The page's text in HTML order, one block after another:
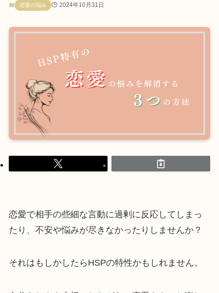
恋愛の悩み 2024年10月31日
恋愛で相手の些細な言動に過剰に反応してしまっ
たり、不安や悩みが尽きなかったりしませんか？
それはもしかしたらHSPの特性かもしれません。